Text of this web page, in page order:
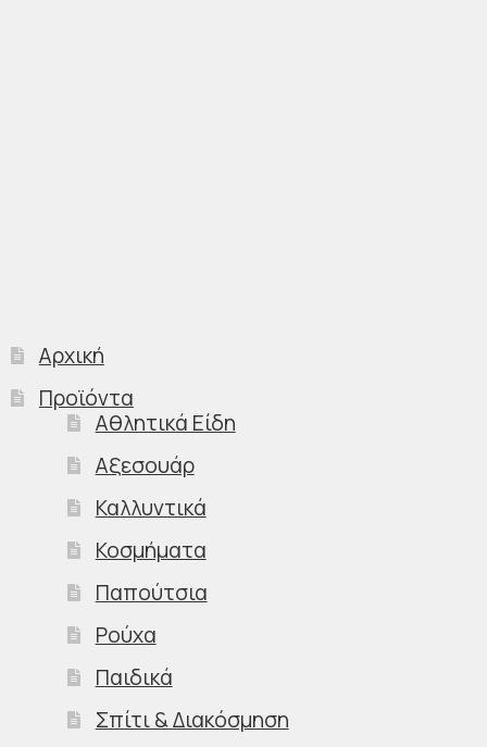
Αρχική
Προϊόντα
Αθλητικά Είδη
Αξεσουάρ
Καλλυντικά
Κοσμήματα
Παπούτσια
Ρούχα
Παιδικά
Σπίτι & Διακόσμηση